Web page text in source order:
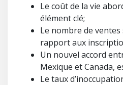
Le coût de la vie
élément clé;
Le nombre de ventes
rapport aux
Un nouvel accord
Mexique et Canada,
Le taux